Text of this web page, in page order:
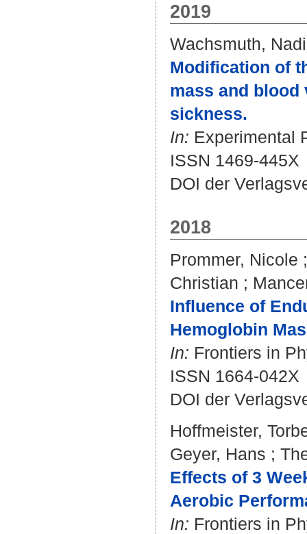
2019
Wachsmuth,
Modification of
mass and
sickness.
In: Experimental
ISSN 1469-445X
DOI der
2018
Prommer, Nicole
Christian ;
Influence of
Hemoglobin
In: Frontiers in
ISSN 1664-042X
DOI der
Hoffmeister,
Geyer, Hans ;
Effects of 3
Aerobic
In: Frontiers in